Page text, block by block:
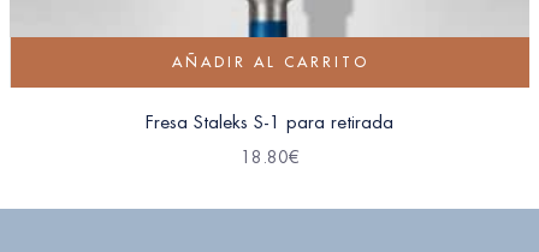
AÑADIR AL CARRITO
Fresa Staleks S-1 para retirada
18.80€